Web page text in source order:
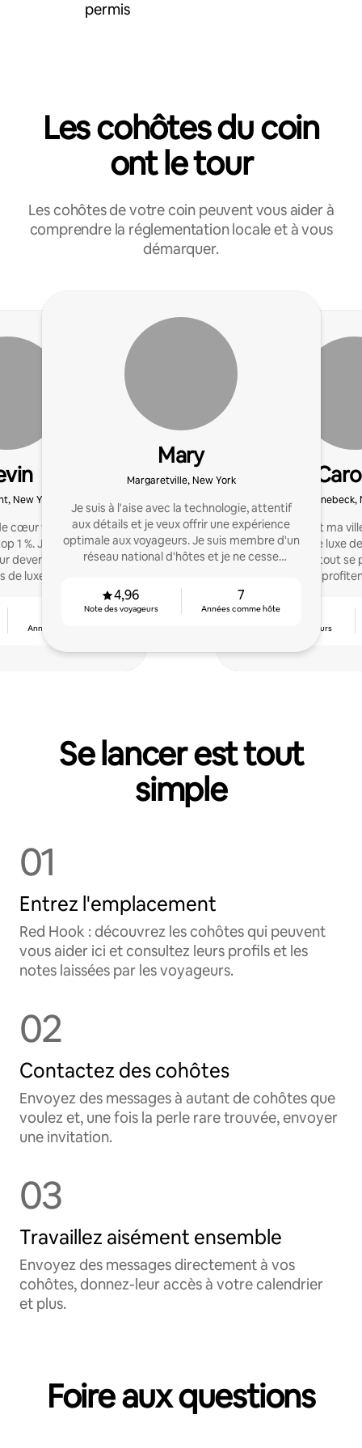
permis
Les cohôtes du coin
ont le tour
Les cohôtes de votre coin peuvent vous aider à
comprendre la réglementation locale et à vous
démarquer.
New York
cœur voyageurs avec
1 %. J'ai lancé Hudson
devenir cohôte de
luxe et j'espère que
Années comme hôte
Mary
Margaretville, New York
Je suis à l'aise avec la technologie, attentif
aux détails et je veux offrir une expérience
optimale aux voyageurs. Je suis membre d'un
réseau national d'hôtes et je ne cesse
4,96
Note des voyageurs
7
Années comme hôte
Rhinebeck est ma
locations de luxe
m'assurer que tout se
voyageurs
Note des voyageurs
Se lancer est tout
simple
01
Entrez l'emplacement
Red Hook : découvrez les cohôtes qui peuvent
vous aider ici et consultez leurs profils et les
notes laissées par les voyageurs.
02
Contactez des cohôtes
Envoyez des messages à autant de cohôtes que
voulez et, une fois la perle rare trouvée, envoyer
une invitation.
03
Travaillez aisément ensemble
Envoyez des messages directement à vos
cohôtes, donnez-leur accès à votre calendrier
et plus.
Foire aux questions